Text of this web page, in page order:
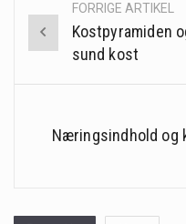
Post
navigation
FORRIGE ARTIKEL
Kostpyramiden
sund kost
Næringsindhold og